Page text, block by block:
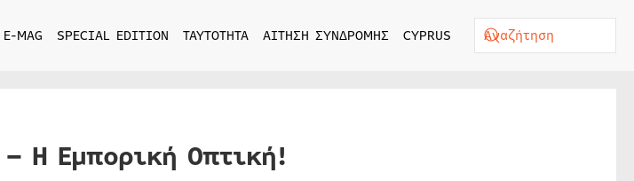
E-MAG SPECIAL EDITION ΤΑΥΤΟΤΗΤΑ ΑΙΤΗΣΗ ΣΥΝΔΡΟΜΗΣ CYPRUS
Η Εμπορική Οπτική!